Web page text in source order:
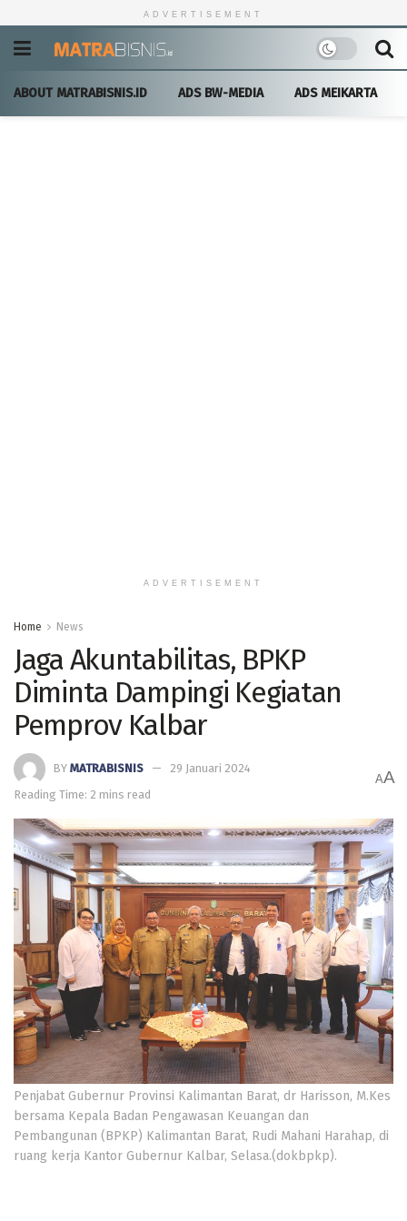
ADVERTISEMENT
ABOUT MATRABISNIS.ID ADS BW-MEDIA ADS MEIKARTA
ADVERTISEMENT
Home News
Jaga Akuntabilitas, BPKP
Diminta Dampingi Kegiatan
Pemprov Kalbar
BY MATRABISNIS
29 Januari 2024
Reading Time: 2 mins read
AA
Penjabat Gubernur Provinsi Kalimantan Barat, dr Harisson, M.Kes
bersama Kepala Badan Pengawasan Keuangan dan
Pembangunan (BPKP) Kalimantan Barat, Rudi Mahani Harahap, di
ruang kerja Kantor Gubernur Kalbar, Selasa.(dokbpkp).